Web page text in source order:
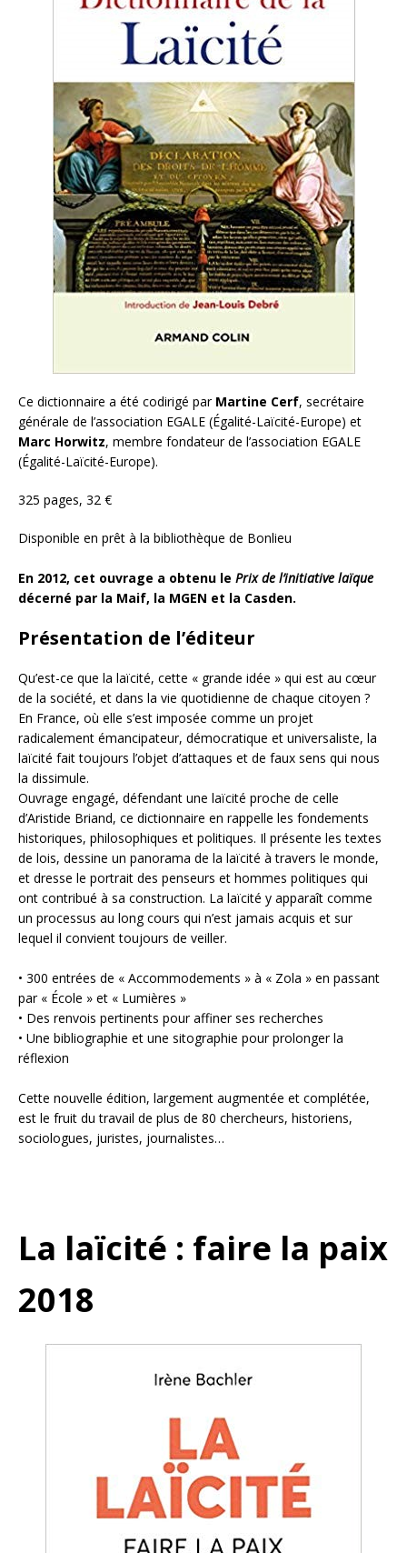
Ce dictionnaire a été codirigé par Martine Cerf, secrétaire
générale de l’association EGALE (Égalité-Laïcité-Europe) et
Marc Horwitz, membre fondateur de l’association EGALE
(Égalité-Laïcité-Europe).
325 pages, 32 €
Disponible en prêt à la bibliothèque de Bonlieu
En 2012, cet ouvrage a obtenu le Prix de l’initiative laïque
décerné par la Maif, la MGEN et la Casden.
Présentation de l’éditeur
Qu’est-ce que la laïcité, cette « grande idée » qui est au cœur
de la société, et dans la vie quotidienne de chaque citoyen ?
En France, où elle s’est imposée comme un projet
radicalement émancipateur, démocratique et universaliste, la
laïcité fait toujours l’objet d’attaques et de faux sens qui nous
la dissimule.
Ouvrage engagé, défendant une laïcité proche de celle
d’Aristide Briand, ce dictionnaire en rappelle les fondements
historiques, philosophiques et politiques. Il présente les textes
de lois, dessine un panorama de la laïcité à travers le monde,
et dresse le portrait des penseurs et hommes politiques qui
ont contribué à sa construction. La laïcité y apparaît comme
un processus au long cours qui n’est jamais acquis et sur
lequel il convient toujours de veiller.
• 300 entrées de « Accommodements » à « Zola » en passant
par « École » et « Lumières »
• Des renvois pertinents pour affiner ses recherches
• Une bibliographie et une sitographie pour prolonger la
réflexion
Cette nouvelle édition, largement augmentée et complétée,
est le fruit du travail de plus de 80 chercheurs, historiens,
sociologues, juristes, journalistes…
La laïcité : faire la paix
2018